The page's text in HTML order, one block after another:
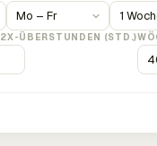
ÜBERSTUNDEN (STD.)